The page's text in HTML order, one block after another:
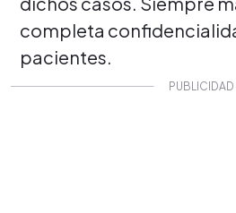
completa
pacientes.